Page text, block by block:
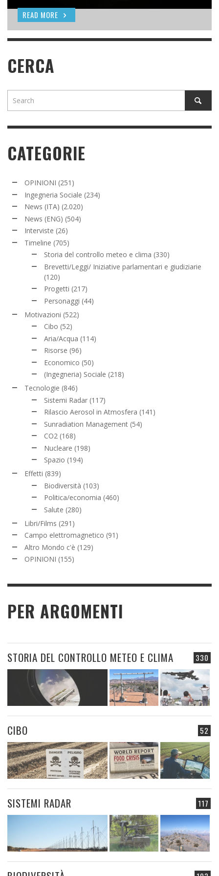
READ MORE
READ MORE
READ MORE
CERCA
CATEGORIE
OPINIONI (251)
Ingegneria Sociale (234)
News (ITA) (2.020)
News (ENG) (504)
Interviste (26)
Timeline (705)
Storia del controllo meteo e clima (330)
Brevetti/Leggi/ Iniziative parlamentari e giudiziarie
(120)
Progetti (217)
Personaggi (44)
Motivazioni (522)
Cibo (52)
Aria/Acqua (114)
Risorse (96)
Economico (50)
(Ingegneria) Sociale (218)
Tecnologie (846)
Sistemi Radar (117)
Rilascio Aerosol in Atmosfera (141)
Sunradiation Management (54)
CO2 (168)
Nucleare (198)
Spazio (194)
Effetti (839)
Biodiversità (103)
Politica/economia (460)
Salute (280)
Libri/Films (291)
Campo elettromagnetico (91)
Altro Mondo c'è (129)
OPINIONI (155)
PER ARGOMENTI
330
STORIA DEL CONTROLLO METEO E CLIMA
52
CIBO
117
SISTEMI RADAR